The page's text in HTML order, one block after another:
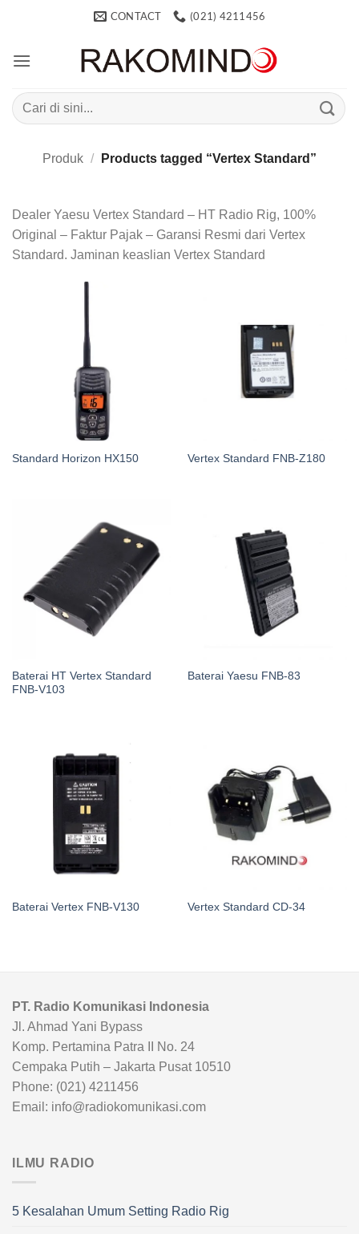
CONTACT (021) 4211456
Search
for:
Produk / Products tagged “Vertex Standard”
Dealer Yaesu Vertex Standard – HT Radio Rig, 100%
Original – Faktur Pajak – Garansi Resmi dari Vertex
Standard. Jaminan keaslian Vertex Standard
Standard Horizon HX150 Vertex Standard FNB-Z180
Baterai HT Vertex Standard
FNB-V103
Baterai Yaesu FNB-83
Baterai Vertex FNB-V130 Vertex Standard CD-34
PT. Radio Komunikasi Indonesia
Jl. Ahmad Yani Bypass
Komp. Pertamina Patra II No. 24
Cempaka Putih – Jakarta Pusat 10510
Phone: (021) 4211456
Email: info@radiokomunikasi.com
ILMU RADIO
5 Kesalahan Umum Setting Radio Rig